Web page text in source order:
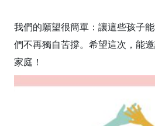
我們的願望很簡單：讓這些孩子
們不再獨自苦撐。希望這次，能
家庭！